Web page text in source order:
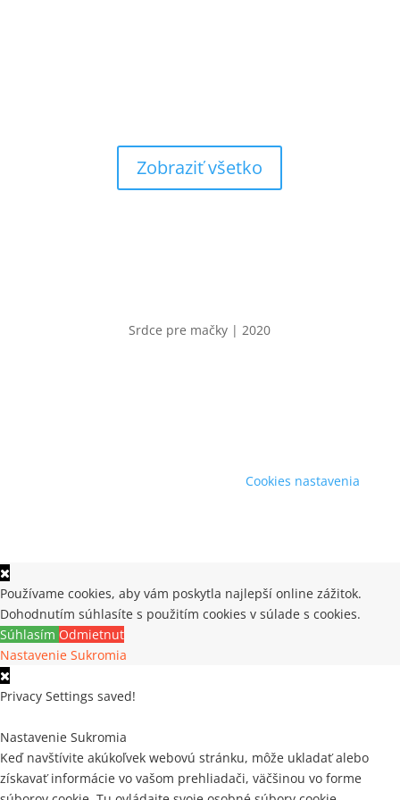
Zobraziť všetko
Srdce pre mačky | 2020
Cookies nastavenia
Používame cookies, aby vám poskytla najlepší online zážitok.
Dohodnutím súhlasíte s použitím cookies v súlade s cookies.
Súhlasím Odmietnuť
Nastavenie Sukromia
Privacy Settings saved!
Nastavenie Sukromia
Keď navštívite akúkoľvek webovú stránku, môže ukladať alebo
získavať informácie vo vašom prehliadači, väčšinou vo forme